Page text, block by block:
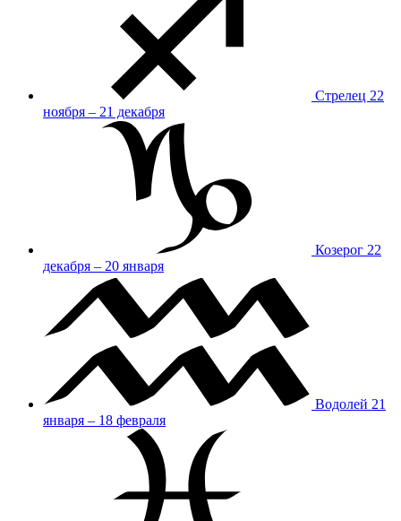
Стрелец 22
ноября – 21 декабря
Козерог 22
декабря – 20 января
Водолей 21
января – 18 февраля